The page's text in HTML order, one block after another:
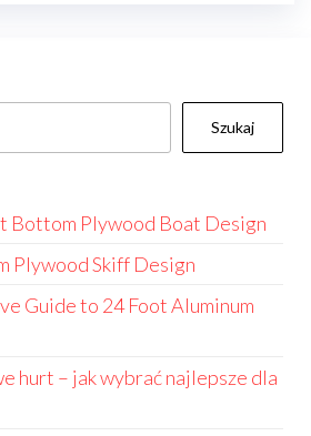
Szukaj
Bottom Plywood Boat Design
Plywood Skiff Design
Guide to 24 Foot Aluminum
hurt – jak wybrać najlepsze dla